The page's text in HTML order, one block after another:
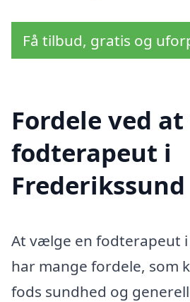
Få tilbud, gratis og
Fordele ved
fodterapeut i
Frederikssund
At vælge en fodterapeut
har mange fordele, som
fods sundhed og